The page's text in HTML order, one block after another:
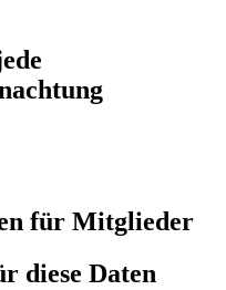
für Mitglieder
diese Daten